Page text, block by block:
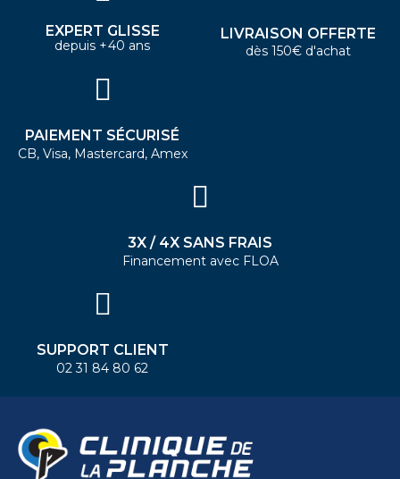
EXPERT GLISSE
depuis +40 ans
LIVRAISON OFFERTE
dès 150€ d'achat
PAIEMENT SÉCURISÉ
CB, Visa, Mastercard, Amex
3X / 4X SANS FRAIS
Financement avec FLOA
SUPPORT CLIENT
02 31 84 80 62